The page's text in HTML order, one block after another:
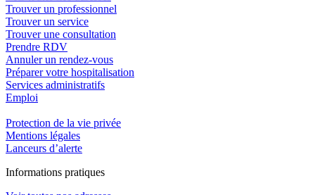
Trouver un professionnel
Trouver un service
Trouver une consultation
Prendre RDV
Annuler un rendez-vous
Préparer votre hospitalisation
Services administratifs
Emploi​
Protection de la vie privée
Mentions légales
Lanceurs d’alerte
Informations pratiques